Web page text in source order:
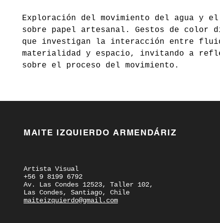
Exploración del movimiento del agua y el
sobre papel artesanal. Gestos de color
que investigan la interacción entre
materialidad y espacio, invitando a
sobre el proceso del movimiento.
MAITE IZQUIERDO ARMENDÁRIZ
Artista Visual
+56 9 8199 6792
Av. Las Condes 12523, Taller 102,
Las Condes, Santiago, Chile
maiteizquierdo@gmail.com